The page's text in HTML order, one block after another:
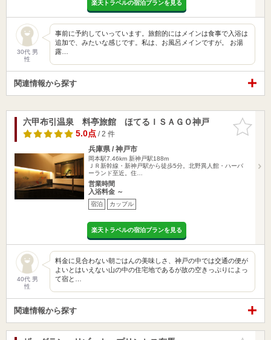
楽天トラベルの宿泊プランを見る
30代 男
性
事前に予約していっています。旅館的にはメインは食事で入浴は
追加で、みたいな感じです。私は、お風呂メインですが。 お湯
露…
関連情報から探す
お気に入
りに追加
六甲布引温泉 料亭旅館 ほてるＩＳＡＧＯ神戸
5.0点/ 2 件
兵庫県 / 神戸市
岡本駅7.46km 新神戸駅188m
ＪＲ新幹線・新神戸駅から徒歩5分。北野異人館・ハーバ
ーランド至近。住…
営業時間
入浴料金 ～
宿泊 カップル
楽天トラベルの宿泊プランを見る
40代 男
性
料金に見合わない朝ごはんの美味しさ、神戸の中では交通の便が
よいとはいえない山の中の住宅地であるが故の空きっぷりによっ
て宿と…
関連情報から探す